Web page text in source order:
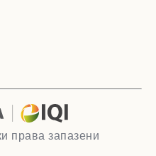
права запазени